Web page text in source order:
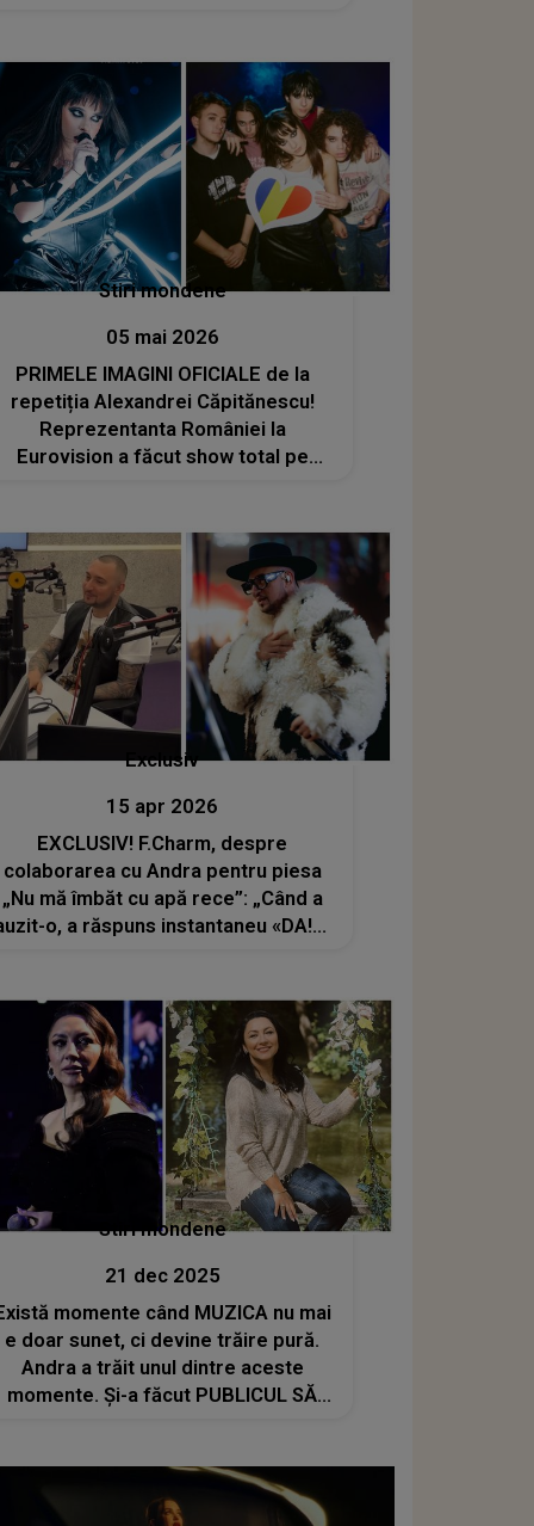
Stiri mondene
05 mai 2026
PRIMELE IMAGINI OFICIALE de la
repetiția Alexandrei Căpitănescu!
Reprezentanta României la
Eurovision a făcut show total pe
Exclusiv
15 apr 2026
EXCLUSIV! F.Charm, despre
colaborarea cu Andra pentru piesa
„Nu mă îmbăt cu apă rece”: „Când a
o, a răspuns instantaneu «DA!»”
Stiri mondene
21 dec 2025
momente când MUZICA nu mai
e doar sunet, ci devine trăire pură.
Andra a trăit unul dintre aceste
momente. Și-a făcut PUBLICUL SĂ
gât. Și cu greu am dus piesa până la
capăt"